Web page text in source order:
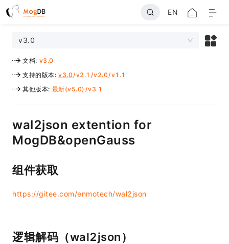
EN
v3.0
文档: v3.0
支持的版本: v3.0/v2.1 /v2.0/v1.1
其他版本: 最新(v5.0) /v3.1
wal2json extention for
MogDB&openGauss
组件获取
https://gitee.com/enmotech/wal2json
逻辑解码（wal2json）